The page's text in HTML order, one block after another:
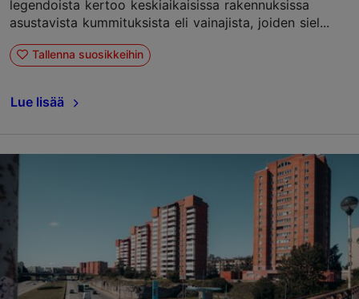
legendoista kertoo keskiaikaisissa rakennuksissa
asustavista kummituksista eli vainajista, joiden siel...
Tallenna suosikkeihin
Lue lisää